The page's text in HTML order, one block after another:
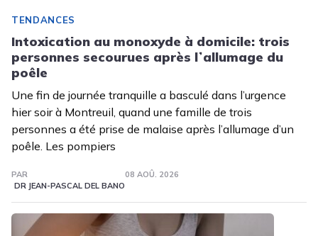
TENDANCES
Intoxication au monoxyde à domicile: trois
personnes secourues après lʼallumage du
poêle
Une fin de journée tranquille a basculé dans l’urgence
hier soir à Montreuil, quand une famille de trois
personnes a été prise de malaise après l’allumage d’un
poêle. Les pompiers
PAR
DR JEAN-PASCAL DEL BANO
08 AOÛ. 2026